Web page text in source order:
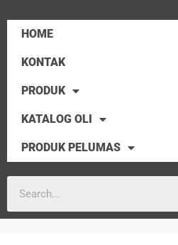
HOME
KONTAK
PRODUK
KATALOG OLI
PRODUK PELUMAS